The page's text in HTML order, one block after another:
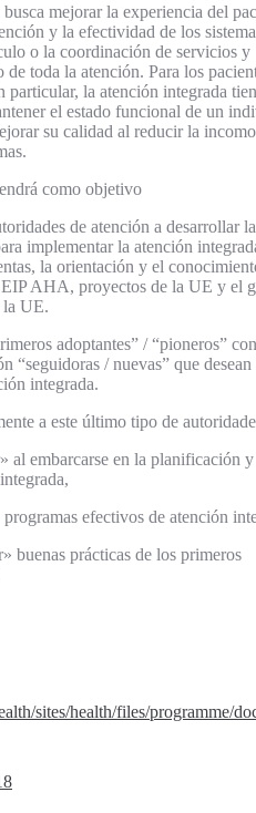
mejorar la experiencia del
y la efectividad de los
o la coordinación de servicios y
de toda la atención. Para los
particular, la atención integrada
el estado funcional de un
su calidad al reducir la
como objetivo
de atención a desarrollar la
implementar la atención
la orientación y el
EIP AHA, proyectos de la UE y el
la UE.
adoptantes” / “pioneros”
“seguidoras / nuevas” que desean
integrada.
a este último tipo de
embarcarse en la planificación y
efectivos de atención
prácticas de los primeros
sites/health/files/programme/